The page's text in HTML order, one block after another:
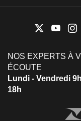
NOS EXPERTS À
ÉCOUTE
Lundi - Vendredi
18h